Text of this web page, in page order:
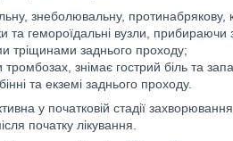
знеболювальну, протинабрякову,
та гемороїдальні вузли, прибираючи
тріщинами заднього проходу;
знімає гострий біль та
та екземі заднього проходу.
у початковій стадії
початку лікування.